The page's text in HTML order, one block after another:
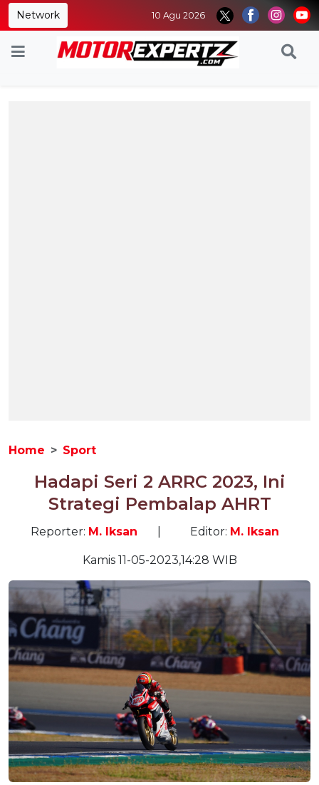
Network 10 Agu 2026
Home Sport
Hadapi Seri 2 ARRC 2023, Ini
Strategi Pembalap AHRT
Reporter: M. Iksan Editor: M. Iksan
Kamis 11-05-2023,14:28 WIB